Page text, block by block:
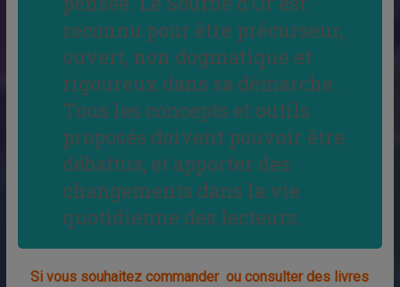
reconnu pour être précurseur,
ouvert, non dogmatique et
rigoureux dans sa démarche.
Tous les concepts et outils
proposés doivent pouvoir être
débattus, et apporter des
changements dans la vie
quotidienne des lecteurs.
Si vous souhaitez commander ou consulter des livres